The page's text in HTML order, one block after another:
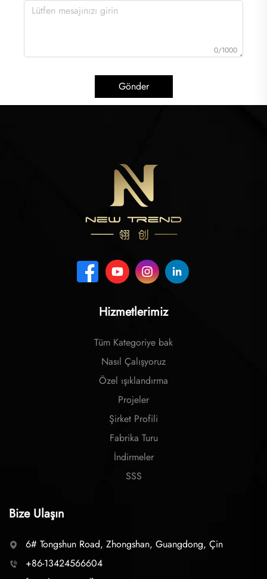
0/1000
Gönder
Hizmetlerimiz
Tüm Kategoriye bak
Nasıl Çalışyoruz
Özel ışıklandırma
Projeler
Şirket Profili
Fabrika Turu
İndirmeler
SSS
Bize Ulaşın
6# Tongshun Road, Zhongshan, Guangdong, Çin
+86-13424566604